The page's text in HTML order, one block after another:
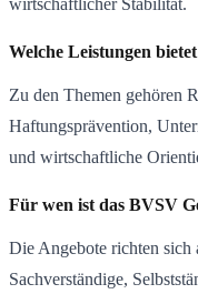
Welche Leistungen
Zu den Themen gehören
Haftungsprävention,
und wirtschaftliche
Für wen ist das BVSV
Die Angebote richten sich
Sachverständige,